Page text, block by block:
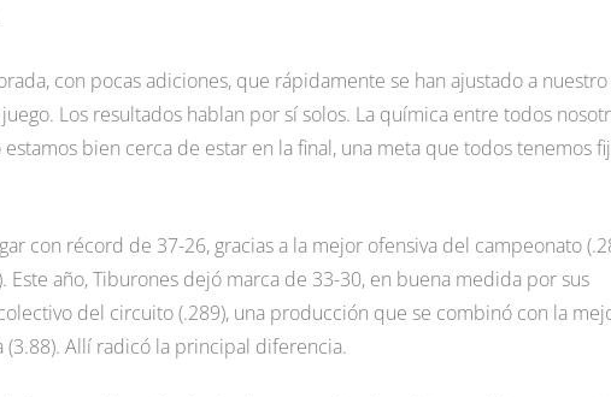
con pocas adiciones, que rápidamente se han ajustado a nuestro
Los resultados hablan por sí solos. La química entre todos
bien cerca de estar en la final, una meta que todos tenemos
con récord de 37-26, gracias a la mejor ofensiva del campeonato
año, Tiburones dejó marca de 33-30, en buena medida por sus
del circuito (.289), una producción que se combinó con la
Allí radicó la principal diferencia.